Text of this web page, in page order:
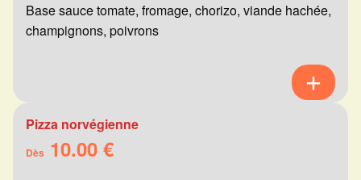
Base sauce tomate, fromage, chorizo, viande hachée,
champignons, poivrons
Pizza norvégienne
Dès 10.00 €